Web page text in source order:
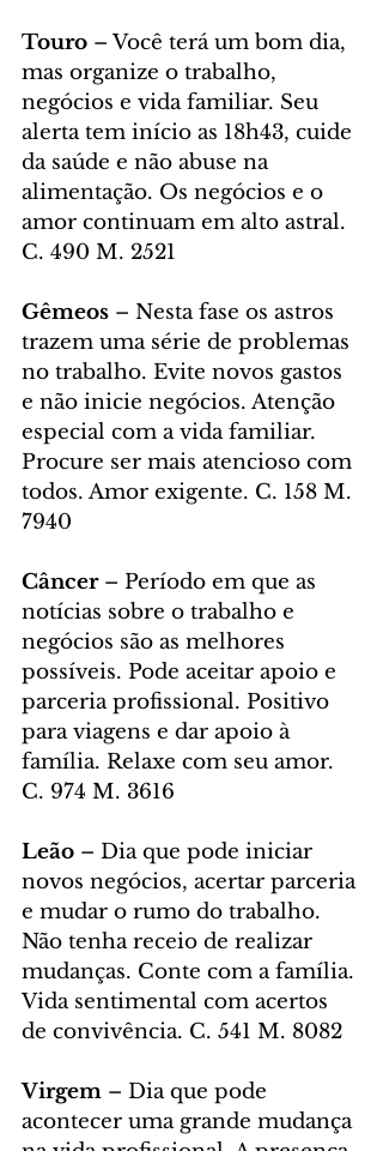
Touro – Você terá um bom dia,
mas organize o trabalho,
negócios e vida familiar. Seu
alerta tem início as 18h43, cuide
da saúde e não abuse na
alimentação. Os negócios e o
amor continuam em alto astral.
C. 490 M. 2521
Gêmeos – Nesta fase os astros
trazem uma série de problemas
no trabalho. Evite novos gastos
e não inicie negócios. Atenção
especial com a vida familiar.
Procure ser mais atencioso com
todos. Amor exigente. C. 158 M.
7940
Câncer – Período em que as
notícias sobre o trabalho e
negócios são as melhores
possíveis. Pode aceitar apoio e
parceria profissional. Positivo
para viagens e dar apoio à
família. Relaxe com seu amor.
C. 974 M. 3616
Leão – Dia que pode iniciar
novos negócios, acertar parceria
e mudar o rumo do trabalho.
Não tenha receio de realizar
mudanças. Conte com a família.
Vida sentimental com acertos
de convivência. C. 541 M. 8082
Virgem – Dia que pode
acontecer uma grande mudança